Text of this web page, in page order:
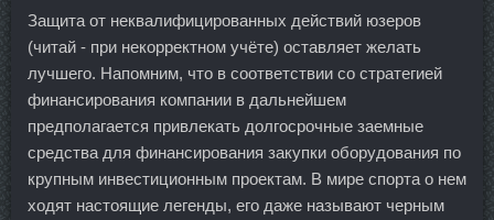
Защита от неквалифицированных действий юзеров
(читай - при некорректном учёте) оставляет желать
лучшего. Напомним, что в соответствии со стратегией
финансирования компании в дальнейшем
предполагается привлекать долгосрочные заемные
средства для финансирования закупки оборудования по
крупным инвестиционным проектам. В мире спорта о нем
ходят настоящие легенды, его даже называют черным